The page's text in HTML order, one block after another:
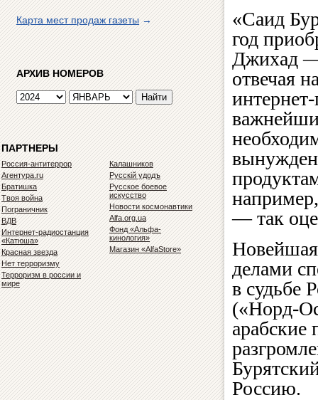
Карта мест продаж газеты→
АРХИВ НОМЕРОВ
ПАРТНЕРЫ
Россия-антитеррор
Агентура.ru
Братишка
Твоя война
Пограничник
ВДВ
Интернет-радиостанция
«Катюша»
Красная звезда
Нет терроризму
Терроризм в россии и
мире
Калашников
Русскiй удодъ
Русское боевое
искусство
Новости космонавтики
Alfa.org.ua
Фонд «Альфа-
кинология»
Магазин «AlfaStore»
«Саид
год
Джихад —
отвечая
— так
Новейшая
делами
в судьбе
(«Норд-
Россию.